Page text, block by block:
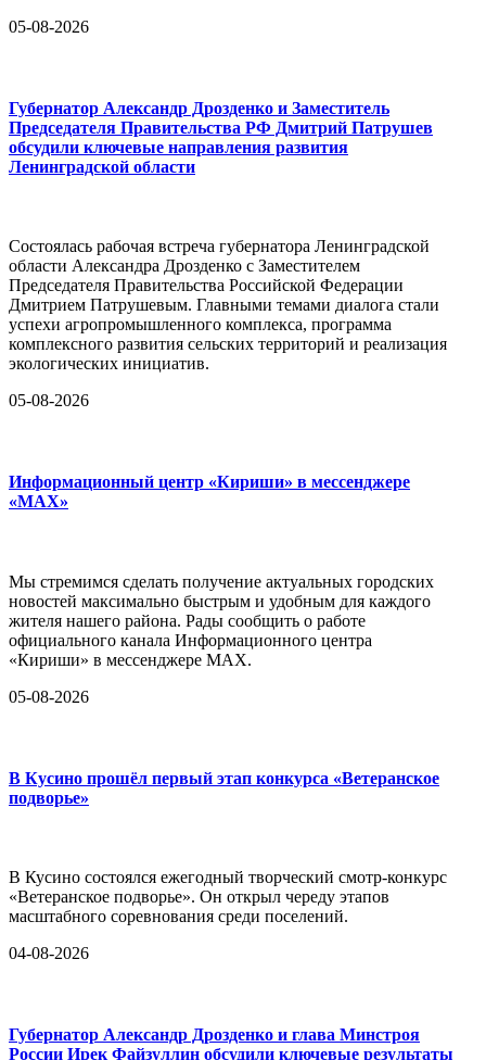
05-08-2026
Губернатор Александр Дрозденко и Заместитель
Председателя Правительства РФ Дмитрий Патрушев
обсудили ключевые направления развития
Ленинградской области
Состоялась рабочая встреча губернатора Ленинградской
области Александра Дрозденко с Заместителем
Председателя Правительства Российской Федерации
Дмитрием Патрушевым. Главными темами диалога стали
успехи агропромышленного комплекса, программа
комплексного развития сельских территорий и реализация
экологических инициатив.
05-08-2026
Информационный центр «Кириши» в мессенджере
«MAX»
Мы стремимся сделать получение актуальных городских
новостей максимально быстрым и удобным для каждого
жителя нашего района. Рады сообщить о работе
официального канала Информационного центра
«Кириши» в мессенджере MAX.
05-08-2026
В Кусино прошёл первый этап конкурса «Ветеранское
подворье»
В Кусино состоялся ежегодный творческий смотр-конкурс
«Ветеранское подворье». Он открыл череду этапов
масштабного соревнования среди поселений.
04-08-2026
Губернатор Александр Дрозденко и глава Минстроя
России Ирек Файзуллин обсудили ключевые результаты